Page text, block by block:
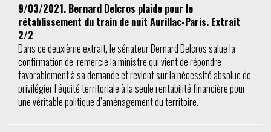
9/03/2021. Bernard Delcros plaide pour le
rétablissement du train de nuit Aurillac-Paris. Extrait
2/2
Dans ce deuxième extrait, le sénateur Bernard Delcros salue la
confirmation de remercie la ministre qui vient de répondre
favorablement à sa demande et revient sur la nécessité absolue de
privilégier l’équité territoriale à la seule rentabilité financière pour
une véritable politique d’aménagement du territoire.